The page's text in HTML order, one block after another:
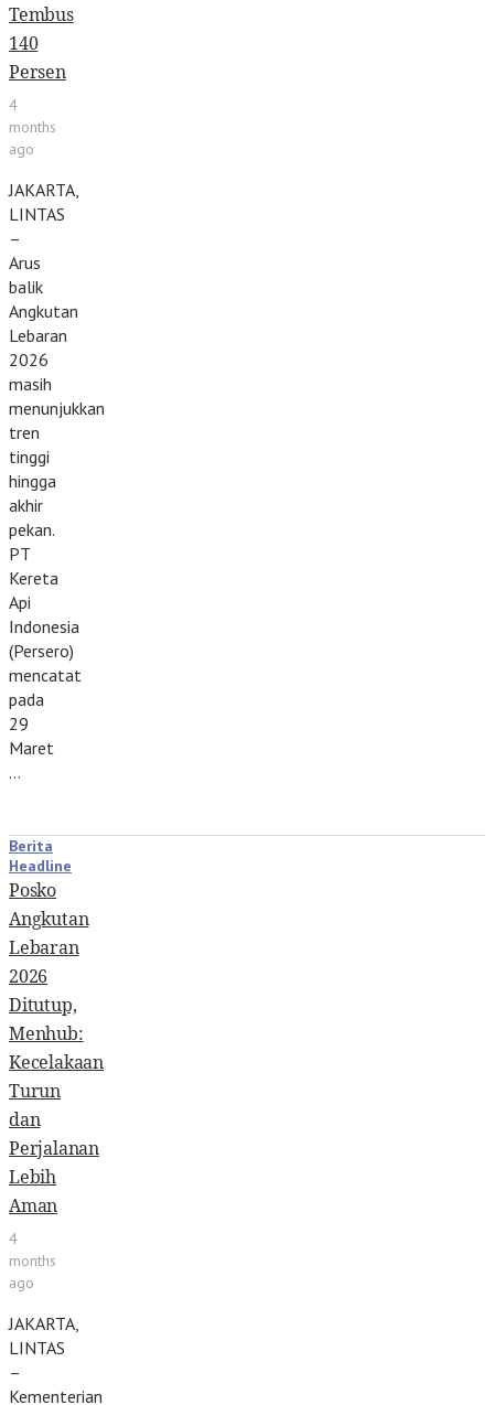
Tembus
140
Persen
4
months
ago
JAKARTA,
LINTAS
–
Arus
balik
Angkutan
Lebaran
2026
masih
menunjukkan
tren
tinggi
hingga
akhir
pekan.
PT
Kereta
Api
Indonesia
(Persero)
mencatat
pada
29
Maret
…
Berita
Headline
Posko
Angkutan
Lebaran
2026
Ditutup,
Menhub:
Kecelakaan
Turun
dan
Perjalanan
Lebih
Aman
4
months
ago
JAKARTA,
LINTAS
–
Kementerian